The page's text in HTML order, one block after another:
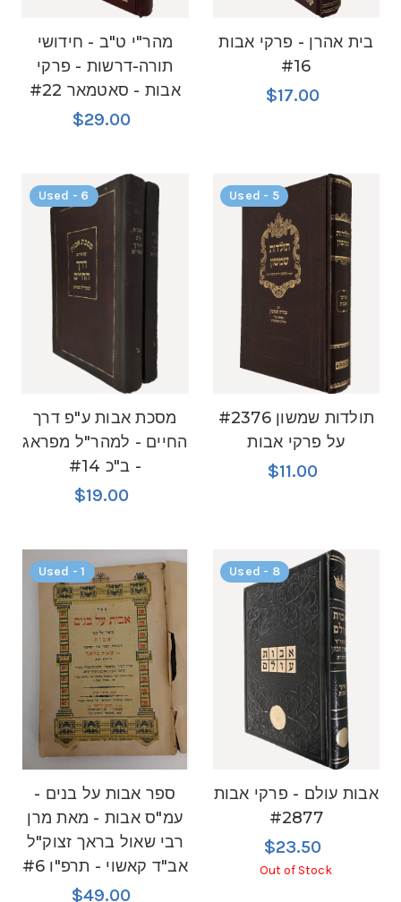
מהר"י ט"ב - חידושי
תורה-דרשות - פרקי
אבות - סאטמאר #22
$29.00
בית אהרן - פרקי אבות
#16
$17.00
Used - 6
מסכת אבות ע"פ דרך
החיים - למהר"ל מפראג
- ב"כ #14
$19.00
Used - 5
#2376 תולדות שמשון
על פרקי אבות
$11.00
Used - 1
ספר אבות על בנים -
עמ"ס אבות - מאת מרן
רבי שאול בראך זצוק"ל
אב"ד קאשוי - תרפ"ו #6
$49.00
Used - 8
אבות עולם - פרקי אבות
#2877
$23.50
Out of Stock